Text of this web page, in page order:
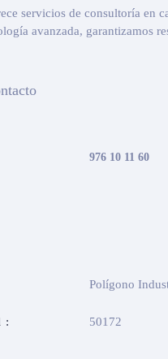
servicios de consultoría en
avanzada, garantizamos
976 10 11 60
Polígono
50172